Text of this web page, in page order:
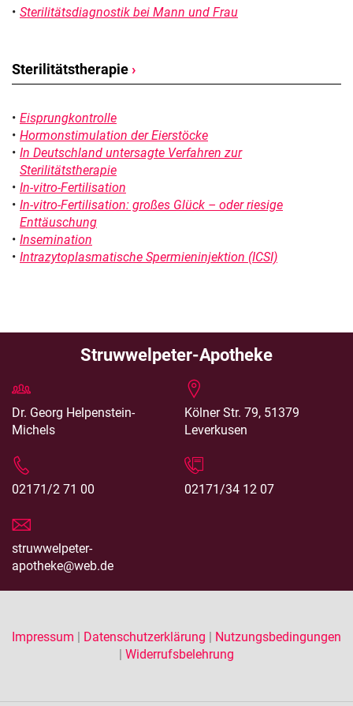
Sterilitätsdiagnostik bei Mann und Frau
Sterilitätstherapie ›
Eisprungkontrolle
Hormonstimulation der Eierstöcke
In Deutschland untersagte Verfahren zur
Sterilitätstherapie
In-vitro-Fertilisation
In-vitro-Fertilisation: großes Glück – oder riesige
Enttäuschung
Insemination
Intrazytoplasmatische Spermieninjektion (ICSI)
Struwwelpeter-Apotheke
Dr. Georg Helpenstein-
Michels
Kölner Str. 79, 51379
Leverkusen
02171/2 71 00 02171/34 12 07
struwwelpeter-
apotheke@web.de
Impressum | Datenschutzerklärung | Nutzungsbedingungen
| Widerrufsbelehrung